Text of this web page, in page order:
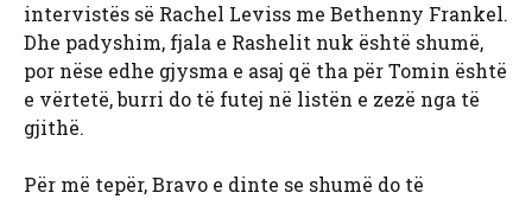
intervistës së Rachel Leviss me Bethenny Frankel.
Dhe padyshim, fjala e Rashelit nuk është shumë,
por nëse edhe gjysma e asaj që tha për Tomin është
e vërtetë, burri do të futej në listën e zezë nga të
gjithë.
Për më tepër, Bravo e dinte se shumë do të